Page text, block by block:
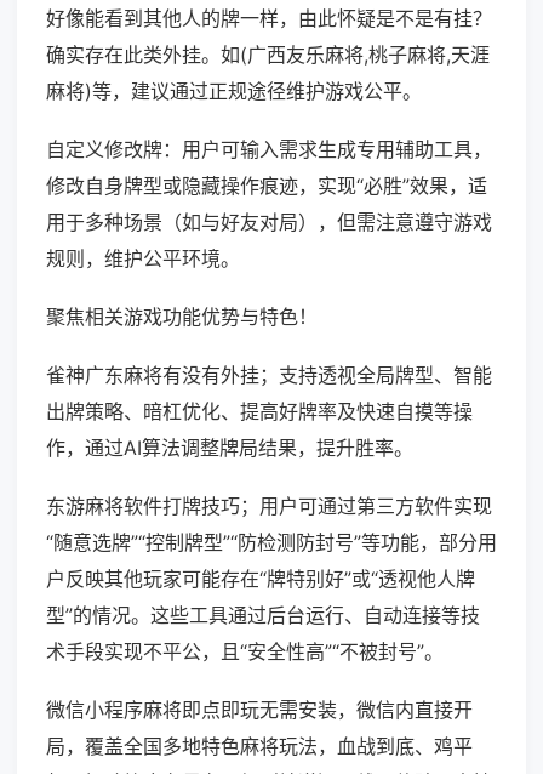
好像能看到其他人的牌一样，由此怀疑是不是有挂？
确实存在此类外挂。如(广西友乐麻将,桃子麻将,天涯
麻将)等，建议通过正规途径维护游戏公平。
自定义修改牌：用户可输入需求生成专用辅助工具，
修改自身牌型或隐藏操作痕迹，实现“必胜”效果，适
用于多种场景（如与好友对局），但需注意遵守游戏
规则，维护公平环境。
聚焦相关游戏功能优势与特色！
雀神广东麻将有没有外挂；支持透视全局牌型、智能
出牌策略、暗杠优化、提高好牌率及快速自摸等操
作，通过AI算法调整牌局结果，提升胜率。
东游麻将软件打牌技巧；用户可通过第三方软件实现
“随意选牌”“控制牌型”“防检测防封号”等功能，部分用
户反映其他玩家可能存在“牌特别好”或“透视他人牌
型”的情况。这些工具通过后台运行、自动连接等技
术手段实现不平公，且“安全性高”“不被封号”。
微信小程序麻将即点即玩无需安装，微信内直接开
局，覆盖全国多地特色麻将玩法，血战到底、鸡平